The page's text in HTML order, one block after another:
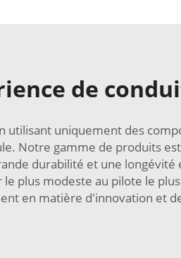
de
utilisant uniquement des
Notre gamme de produits
durabilité et une
plus modeste au pilote le
en matière d'innovation et